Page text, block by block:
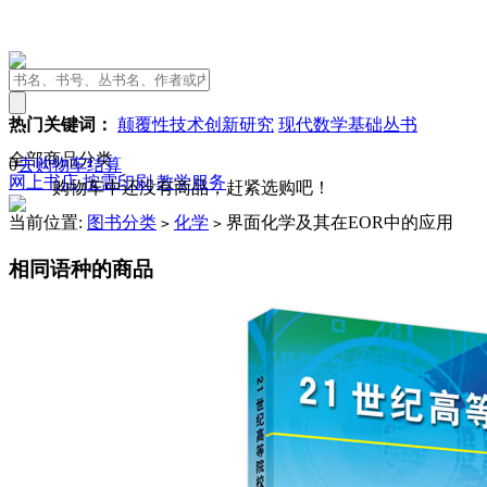
热门关键词： 颠覆性技术创新研究 现代数学基础丛书
0去购物车结算
购物车中还没有商品，赶紧选购吧！
全部商品分类
网上书店按需印刷 教学服务
当前位置: 图书分类 > 化学 > 界面化学及其在EOR中的应用
相同语种的商品